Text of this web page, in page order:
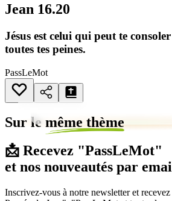
Jean 16.20
Jésus est celui qui peut te
toutes tes peines.
PassLeMot
Sur le même thème
📩 Recevez "PassLeMot"
et nos nouveautés par
Inscrivez-vous à notre newsletter et